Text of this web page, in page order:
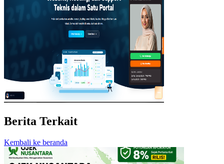
Berita Terkait
Kembali ke beranda